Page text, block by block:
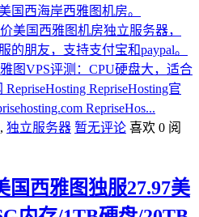
国西海岸西雅图机房。
美国西雅图机房独立服务器，
朋友，支持支付宝和paypal。
图VPS评测：CPU硬盘大，适合
RepriseHosting官
RepriseHos...
, 独立服务器 暂无评论 喜欢 0 阅
国西雅图独服27.97美